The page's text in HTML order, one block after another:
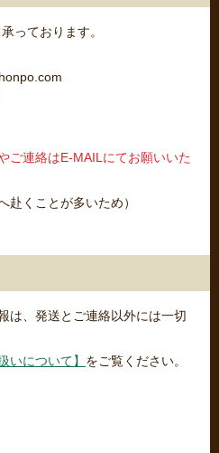
っております。
ご連絡はE-MAILにてお願いいた
赴くことが多いため）
は、発送とご連絡以外には一切
いについて】 をご覧ください。